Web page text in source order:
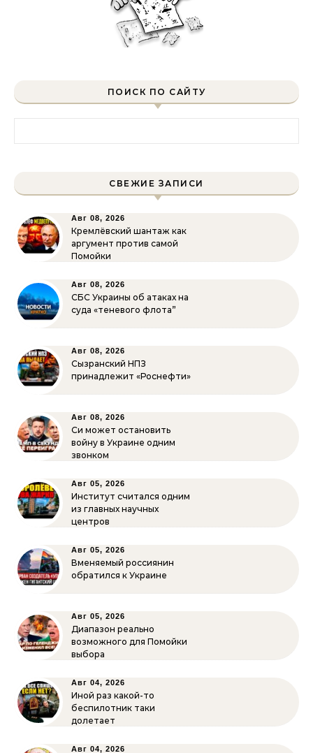
ПОИСК ПО САЙТУ
СВЕЖИЕ ЗАПИСИ
Авг 08, 2026
Кремлёвский шантаж как
аргумент против самой
Помойки
Авг 08, 2026
СБС Украины об атаках на
суда «теневого флота”
Авг 08, 2026
Сызранский НПЗ
принадлежит «Роснефти»
Авг 08, 2026
Си может остановить
войну в Украине одним
звонком
Авг 05, 2026
Институт считался одним
из главных научных
центров
Авг 05, 2026
Вменяемый россиянин
обратился к Украине
Авг 05, 2026
Диапазон реально
возможного для Помойки
выбора
Авг 04, 2026
Иной раз какой-то
беспилотник таки
долетает
Авг 04, 2026